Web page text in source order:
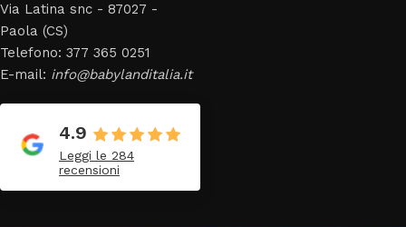
Via Latina snc - 87027 -
Paola (CS)
Telefono: 377 365 0251
E-mail: info@babylanditalia.it
4.9
Leggi le 284
recensioni